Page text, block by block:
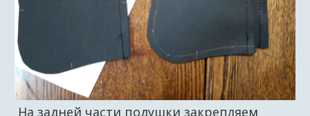
На задней части подушки закрепляем